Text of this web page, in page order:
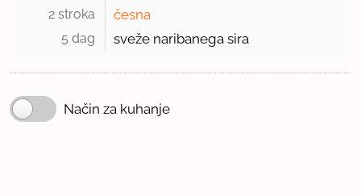
2 stroka česna
5 dag sveže naribanega sira
Način za kuhanje